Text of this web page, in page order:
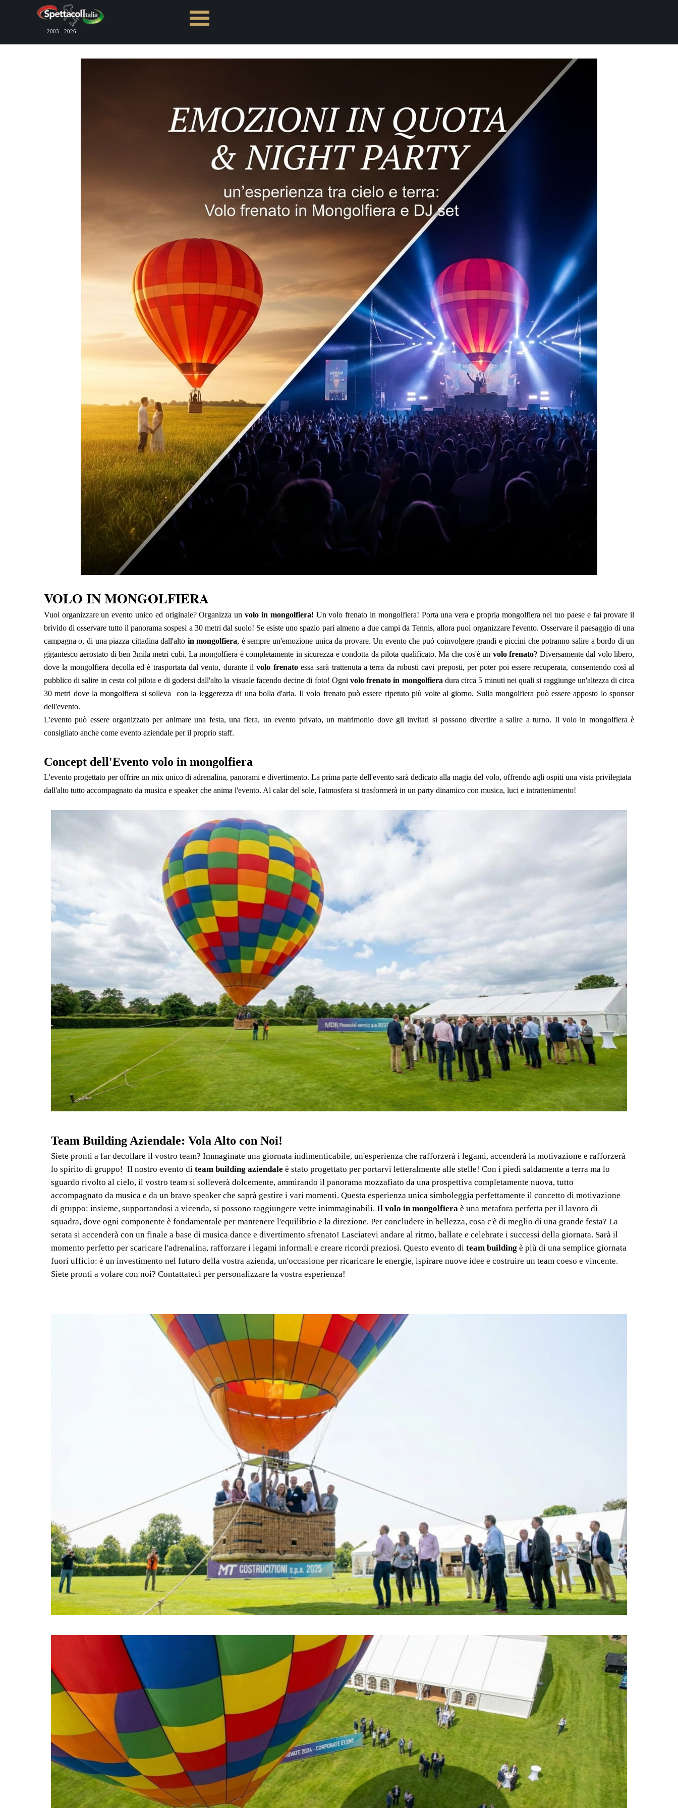
Vai ai contenuti
2003 - 2026
VOLO IN MONGOLFIERA
Vuoi organizzare un evento unico ed originale? Organizza unvolo in mongolfiera! Un volo frenato in mongolfiera! Porta una vera e propria mongolfiera nel tuo paese e fai provare il
brivido di osservare tutto il panorama sospesi a 30 metri dal suolo! Se esiste uno spazio pari almeno a due campi da Tennis, allora puoi organizzare l'evento. Osservare il paesaggio di una
campagna o, di una piazza cittadina dall'alto in mongolfiera, è sempre un'emozione unica da provare. Un evento che puó coinvolgere grandi e piccini che potranno salire a bordo di un
gigantesco aerostato di ben 3mila metri cubi. La mongolfiera è completamente in sicurezza e condotta da pilota qualificato. Ma che cos'è un volo frenato? Diversamente dal volo libero,
dove la mongolfiera decolla ed è trasportata dal vento, durante ilvolo frenatoessa sarà trattenuta a terra da robusti cavi preposti, per poter poi essere recuperata, consentendo così al
pubblico di salire in cesta col pilota e di godersi dall'alto la visuale facendo decine di foto! Ogni volo frenato in mongolfiera dura circa 5 minuti nei quali si raggiunge un'altezza di circa
30 metri dove la mongolfiera si solleva con la leggerezza di una bolla d'aria. Il volo frenato può essere ripetuto più volte al giorno. Sulla mongolfiera può essere apposto lo sponsor
dell'evento.
L'evento può essere organizzato per animare una festa, una fiera, un evento privato, un matrimonio dove gli invitati si possono divertire a salire a turno. Il volo in mongolfiera è
consigliato anche come evento aziendale per il proprio staff.
Concept dell'Evento volo in mongolfiera
L'evento progettato per offrire un mix unico di adrenalina, panorami e divertimento. La prima parte dell'evento sarà dedicato alla magia del volo, offrendo agli ospiti una vista privilegiata
dall'alto tutto accompagnato da musica e speaker che anima l'evento. Al calar del sole, l'atmosfera si trasformerà in un party dinamico con musica, luci e intrattenimento!
Team Building Aziendale: Vola Alto con Noi!
Siete pronti a far decollare il vostro team? Immaginate una giornata indimenticabile, un'esperienza che rafforzerà i legami, accenderà la motivazione e rafforzerà
lo spirito di gruppo! Il nostro evento di team building aziendale è stato progettato per portarvi letteralmente alle stelle! Con i piedi saldamente a terra ma lo
sguardo rivolto al cielo, il vostro team si solleverà dolcemente, ammirando il panorama mozzafiato da una prospettiva completamente nuova, tutto
accompagnato da musica e da un bravo speaker che saprà gestire i vari momenti. Questa esperienza unica simboleggia perfettamente il concetto di motivazione
di gruppo: insieme, supportandosi a vicenda, si possono raggiungere vette inimmaginabili. Il volo in mongolfiera è una metafora perfetta per il lavoro di
squadra, dove ogni componente è fondamentale per mantenere l'equilibrio e la direzione. Per concludere in bellezza, cosa c'è di meglio di una grande festa? La
serata si accenderà con un finale a base di musica dance e divertimento sfrenato! Lasciatevi andare al ritmo, ballate e celebrate i successi della giornata. Sarà il
momento perfetto per scaricare l'adrenalina, rafforzare i legami informali e creare ricordi preziosi. Questo evento di team building è più di una semplice giornata
fuori ufficio: è un investimento nel futuro della vostra azienda, un'occasione per ricaricare le energie, ispirare nuove idee e costruire un team coeso e vincente.
Siete pronti a volare con noi? Contattateci per personalizzare la vostra esperienza!